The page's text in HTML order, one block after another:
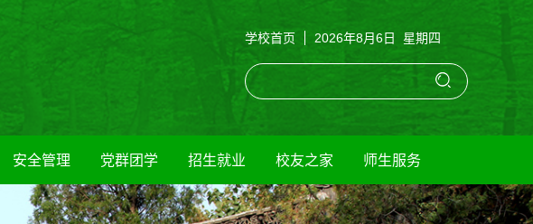
学校首页 2026年8月6日 星期四
安全管理 党群团学 招生就业 校友之家 师生服务